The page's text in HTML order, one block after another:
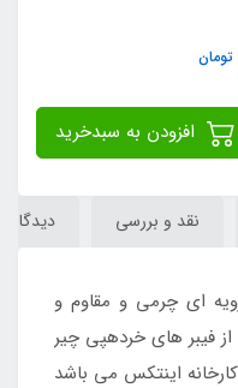
تومان
نقد و بررسی
ای چرمی و مقاوم و
فیبر های خردهپی چیر
اینتکس می باشد